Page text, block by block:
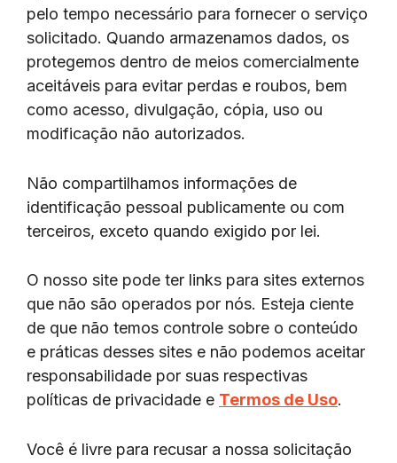
pelo tempo necessário para fornecer o serviço
solicitado. Quando armazenamos dados, os
protegemos dentro de meios comercialmente
aceitáveis ​​para evitar perdas e roubos, bem
como acesso, divulgação, cópia, uso ou
modificação não autorizados.
Não compartilhamos informações de
identificação pessoal publicamente ou com
terceiros, exceto quando exigido por lei.
O nosso site pode ter links para sites externos
que não são operados por nós. Esteja ciente
de que não temos controle sobre o conteúdo
e práticas desses sites e não podemos aceitar
responsabilidade por suas respectivas
políticas de privacidade e Termos de Uso.
Você é livre para recusar a nossa solicitação